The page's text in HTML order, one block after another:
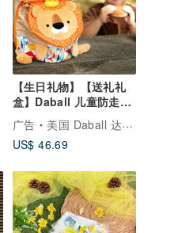
【生日礼物】【送礼礼
盒】Daball 儿童防走失
背包 - 小狮子
广告
美国 Daball 达波：台湾总代理
US$ 46.69